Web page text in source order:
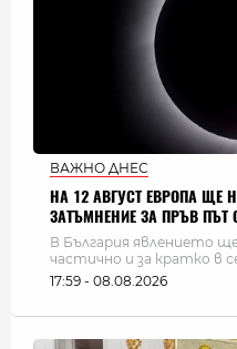
ВАЖНО ДНЕС
НА 12 АВГУСТ ЕВРОПА
ЗАТЪМНЕНИЕ ЗА ПРЪВ ПЪТ
В България явлението
частично и за кратко в
17:59 - 08.08.2026